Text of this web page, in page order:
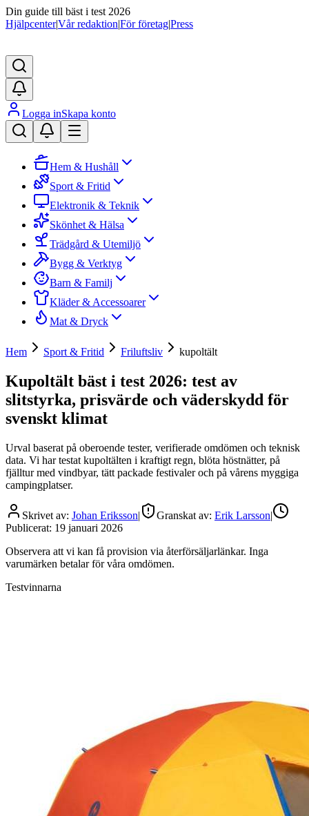
Din guide till bäst i test 2026
Hjälpcenter|Vår redaktion|För företag|Press
Logga inSkapa konto
Hem & Hushåll
Sport & Fritid
Elektronik & Teknik
Skönhet & Hälsa
Trädgård & Utemiljö
Bygg & Verktyg
Barn & Familj
Kläder & Accessoarer
Mat & Dryck
Hem Sport & Fritid Friluftsliv kupoltält
Kupoltält bäst i test 2026: test av
slitstyrka, prisvärde och väderskydd för
svenskt klimat
Urval baserat på oberoende tester, verifierade omdömen och teknisk
data. Vi har testat kupoltälten i kraftigt regn, blöta höstnätter, på
fjälltur med vindbyar, tätt packade festivaler och på vårens myggiga
campingplatser.
Skrivet av: Johan Eriksson| Granskat av: Erik Larsson|
Publicerat: 19 januari 2026
Observera att vi kan få provision via återförsäljarlänkar. Inga
varumärken betalar för våra omdömen.
Testvinnarna